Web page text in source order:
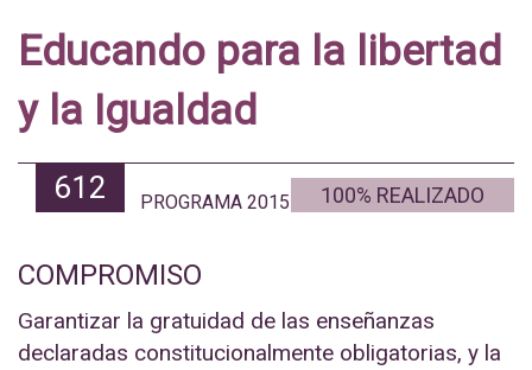
Educando para la libertad
y la Igualdad
612 PROGRAMA 2015 100% REALIZADO
COMPROMISO
Garantizar la gratuidad de las enseñanzas
declaradas constitucionalmente obligatorias, y la